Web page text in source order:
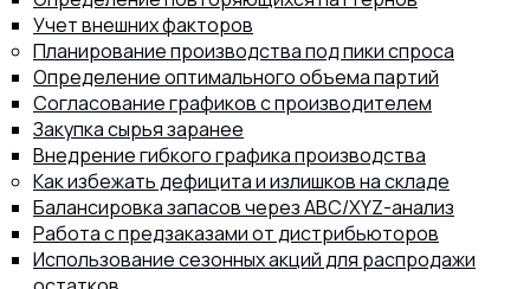
8 (800) 302-77-51
Учет внешних факторов
Планирование производства под пики спроса
Определение оптимального объема партий
Согласование графиков с производителем
Закупка сырья заранее
Внедрение гибкого графика производства
Как избежать дефицита и излишков на складе
Балансировка запасов через ABC/XYZ-анализ
Работа с предзаказами от дистрибьюторов
Использование сезонных акций для распродажи